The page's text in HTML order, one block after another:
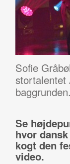
Sofie
stortalentet
baggrunden.
Se
hvor
kogt den
video.